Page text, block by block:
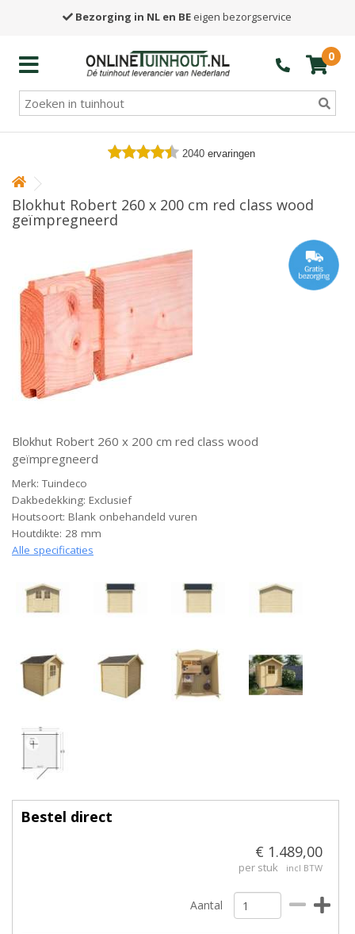
Bezorging in NL en BE eigen bezorgservice
0
2040 ervaringen
Blokhut Robert 260 x 200 cm red class wood
geïmpregneerd
Blokhut Robert 260 x 200 cm red class wood
geïmpregneerd
Merk: Tuindeco
Dakbedekking: Exclusief
Houtsoort: Blank onbehandeld vuren
Houtdikte: 28 mm
Alle specificaties
Bestel direct
€ 1.489,00
per stuk incl BTW
Aantal